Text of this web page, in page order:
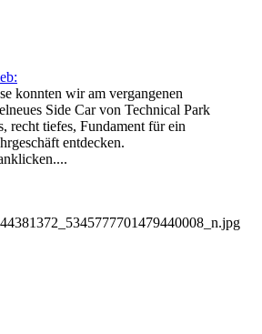
konnten wir am vergangenen
Side Car von Technical Park
recht tiefes, Fundament für ein
entdecken.